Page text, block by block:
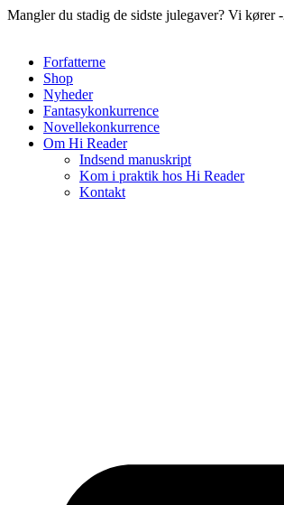
Videre
Mangler du stadig de sidste julegaver? Vi kører
Forfatterne
Shop
Nyheder
Fantasykonkurrence
Novellekonkurrence
Om Hi Reader
Indsend manuskript
Kom i praktik hos Hi Reader
Kontakt